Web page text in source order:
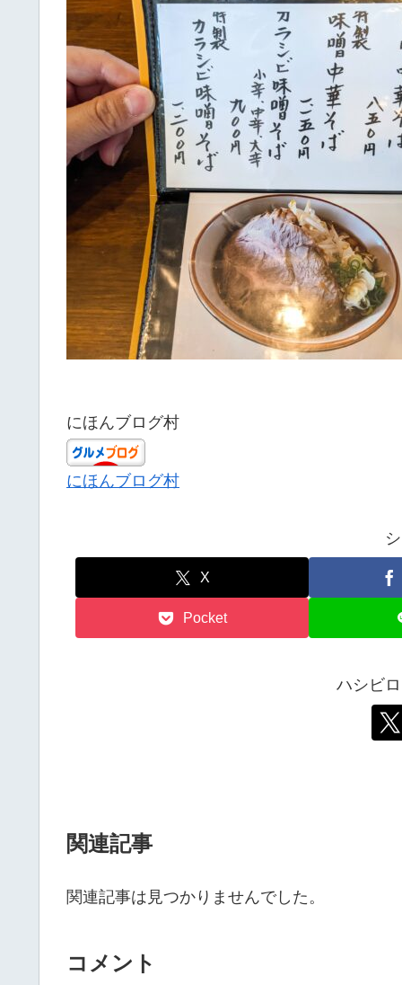
にほんブログ村
にほんブログ村
X
Pocket
ハシビ
関連記事
関連記事は見つかりませんでした。
コメント